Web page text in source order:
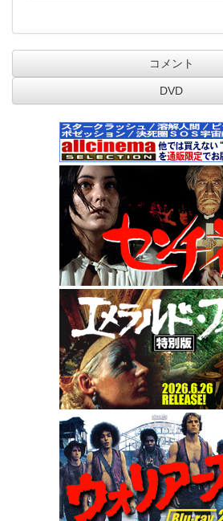
コメント
DVD